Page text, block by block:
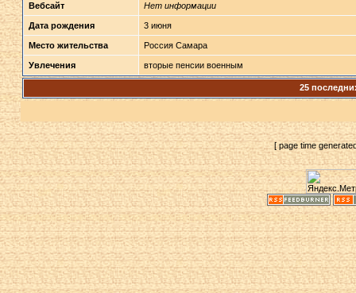
Вебсайт Нет информации
Дата рождения 3 июня
Место жительства Россия Самара
Увлечения вторые пенсии военным
25
[ page time